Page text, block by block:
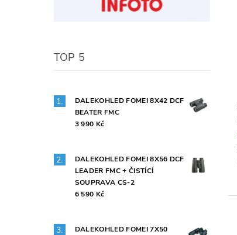
TOP 5
DALEKOHLED FOMEI 8X42 DCF
BEATER FMC
3 990 Kč
DALEKOHLED FOMEI 8X56 DCF
LEADER FMC + ČISTÍCÍ
SOUPRAVA CS-2
6 590 Kč
DALEKOHLED FOMEI 7X50